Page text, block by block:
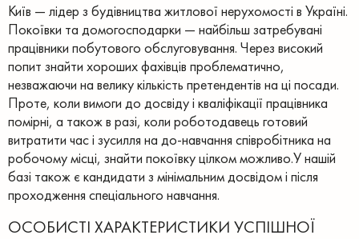
Київ — лідер з будівництва житлової нерухомості в Україні.
Покоївки та домогосподарки — найбільш затребувані
працівники побутового обслуговування. Через високий
попит знайти хороших фахівців проблематично,
незважаючи на велику кількість претендентів на ці посади.
Проте, коли вимоги до досвіду і кваліфікації працівника
помірні, а також в разі, коли роботодавець готовий
витратити час і зусилля на до-навчання співробітника на
робочому місці, знайти покоївку цілком можливо.У нашій
базі також є кандидати з мінімальним досвідом і після
проходження спеціального навчання.
ОСОБИСТІ ХАРАКТЕРИСТИКИ УСПІШНОЇ